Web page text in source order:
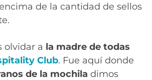
de la cantidad de sellos
olvidar a la madre de todas
Club. Fue aquí donde
de la mochila dimos